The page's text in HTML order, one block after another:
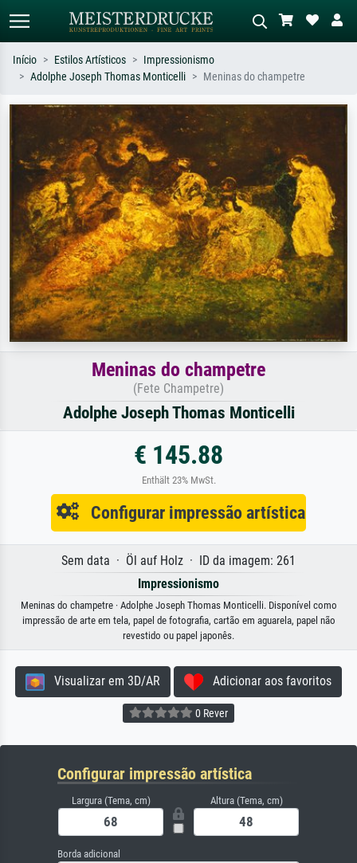
Pesquise por artista, título ou estilo –
ex: Monet, Noite Estrelada,
impressionismo, onda de Hokusai, nu.
Descreva a cena – ex: prado verde,
abstrato com muito vermelho, pintura
a óleo escura, nu em pé ao lado de
uma árvore.
Início Estilos Artísticos
Impressionismo
Adolphe Joseph Thomas Monticelli
Meninas do champetre
Meninas do champetre
(Fete Champetre)
Adolphe Joseph Thomas Monticelli
€ 145.88
Enthält 23% MwSt.
Configurar impressão artística
Sem data · Öl auf Holz · ID da imagem: 261
Impressionismo
Meninas do champetre · Adolphe Joseph Thomas Monticelli. Disponível como
impressão de arte em tela, papel de fotografia, cartão em aguarela, papel não
revestido ou papel japonês.
Visualizar em 3D/AR Adicionar aos favoritos
0 Rever
Configurar impressão artística
Largura (Tema, cm) Altura (Tema, cm)
Borda adicional